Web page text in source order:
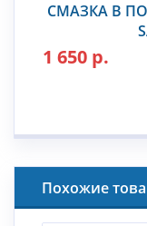
СМАЗКА В
1 650 р.
Похожие